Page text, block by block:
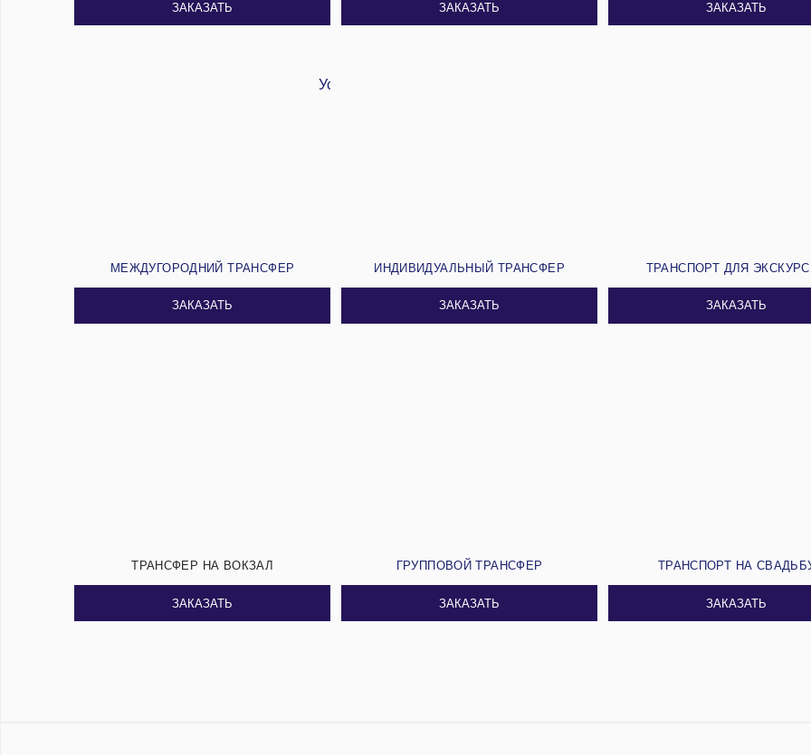
ЗАКАЗАТЬ ЗАКАЗАТЬ ЗАКАЗАТЬ
МЕЖДУГОРОДНИЙ ТРАНСФЕР
ЗАКАЗАТЬ
ИНДИВИДУАЛЬНЫЙ ТРАНСФЕР
ЗАКАЗАТЬ
ТРАНСПОРТ ДЛЯ
ЗАКАЗАТЬ
ТРАНСФЕР НА ВОКЗАЛ
ЗАКАЗАТЬ
ГРУППОВОЙ ТРАНСФЕР
ЗАКАЗАТЬ
ТРАНСПОРТ НА
ЗАКАЗАТЬ